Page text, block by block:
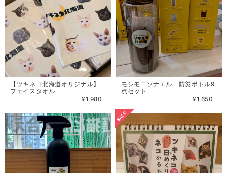
【ツキネコ北海道オリジナル】
フェイスタオル
¥1,980
モシモニソナエル 防災ボトル9
点セット
¥1,650